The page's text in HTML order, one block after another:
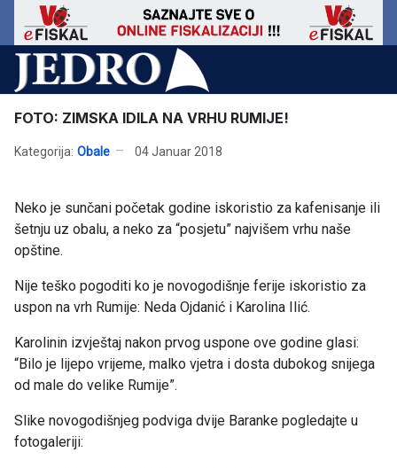
FOTO: ZIMSKA IDILA NA VRHU RUMIJE!
Kategorija: Obale 04 Januar 2018
Neko je sunčani početak godine iskoristio za kafenisanje ili
šetnju uz obalu, a neko za “posjetu” najvišem vrhu naše
opštine.
Nije teško pogoditi ko je novogodišnje ferije iskoristio za
uspon na vrh Rumije: Neda Ojdanić i Karolina Ilić.
Karolinin izvještaj nakon prvog uspone ove godine glasi:
“Bilo je lijepo vrijeme, malko vjetra i dosta dubokog snijega
od male do velike Rumije”.
Slike novogodišnjeg podviga dvije Baranke pogledajte u
fotogaleriji: